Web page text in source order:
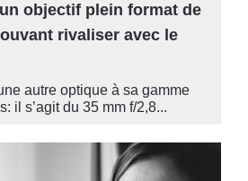
objectif plein format de
rivaliser avec le
autre optique à sa gamme
il s’agit du 35 mm f/2,8...